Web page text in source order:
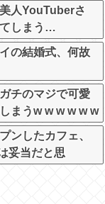
人YouTuberさ
しまう…
の結婚式、何故
チのマジで可愛
まうw w w w w w
ンしたカフェ、
妥当だと思